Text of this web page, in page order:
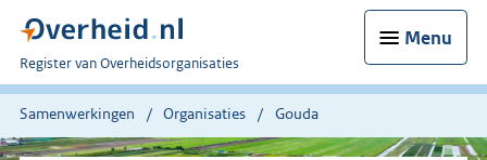
Menu
U
bent
nu
Register van Overheidsorganisaties
Samenwerkingen Organisaties Gouda